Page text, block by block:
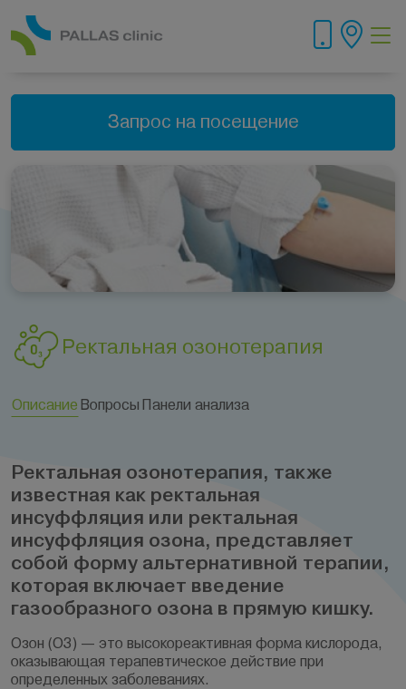
Запрос на посещение
Ректальная озонотерапия
Описание Вопросы Панели анализа
Ректальная озонотерапия, также
известная как ректальная
инсуффляция или ректальная
инсуффляция озона, представляет
собой форму альтернативной терапии,
которая включает введение
газообразного озона в прямую кишку.
Озон (O3) — это высокореактивная форма кислорода,
оказывающая терапевтическое действие при
определенных заболеваниях.